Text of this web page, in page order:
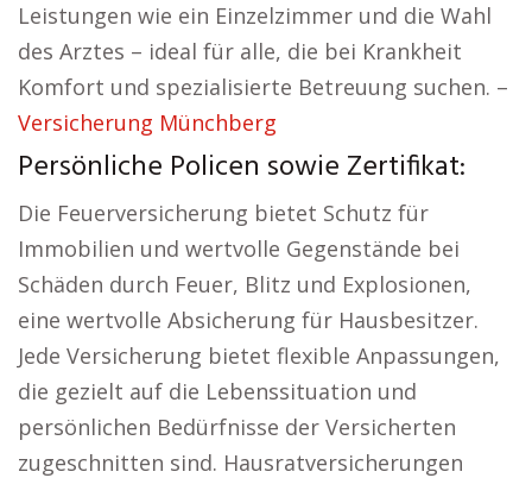
Leistungen wie ein Einzelzimmer und die Wahl
des Arztes – ideal für alle, die bei Krankheit
Komfort und spezialisierte Betreuung suchen. –
Versicherung Münchberg
Persönliche Policen sowie Zertifikat:
Die Feuerversicherung bietet Schutz für
Immobilien und wertvolle Gegenstände bei
Schäden durch Feuer, Blitz und Explosionen,
eine wertvolle Absicherung für Hausbesitzer.
Jede Versicherung bietet flexible Anpassungen,
die gezielt auf die Lebenssituation und
persönlichen Bedürfnisse der Versicherten
zugeschnitten sind. Hausratversicherungen